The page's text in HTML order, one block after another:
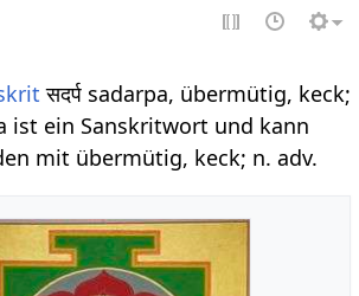
सदर्प sadarpa, übermütig, keck;
ist ein Sanskritwort und kann
mit übermütig, keck; n. adv.